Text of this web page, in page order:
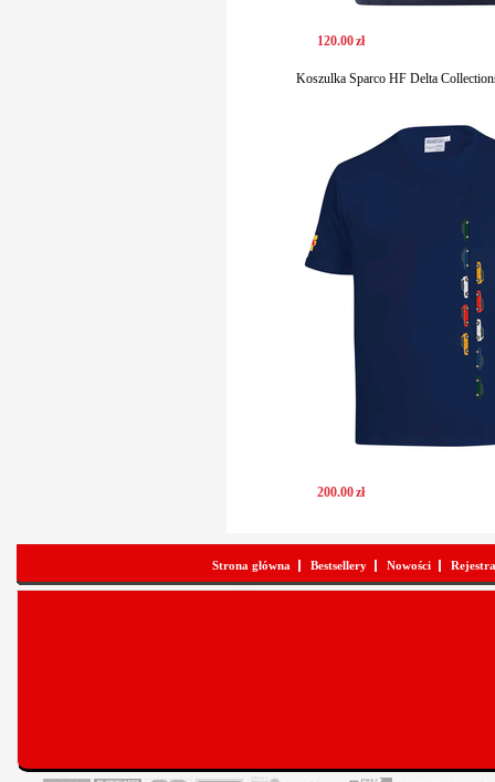
120.00zł
Koszulka Sparco HF Delta
200.00zł
Strona główna Bestsellery Nowości